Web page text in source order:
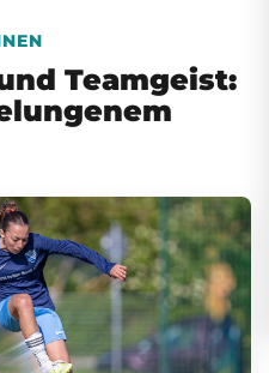
Teamgeist: